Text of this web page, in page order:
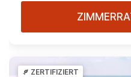
ZERTIFIZIERT